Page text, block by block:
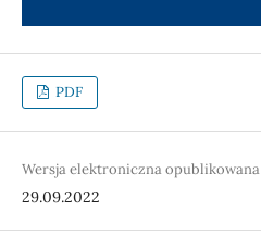
PDF
Wersja elektroniczna opublikowana
29.09.2022